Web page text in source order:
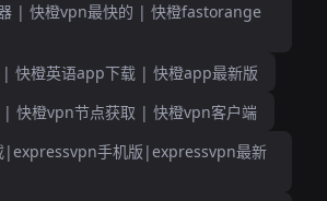
| 快橙vpn最快的 | 快橙fastorange
| 快橙英语app下载 | 快橙app最新版
| 快橙vpn节点获取 | 快橙vpn客户端
|expressvpn手机版|expressvpn最新